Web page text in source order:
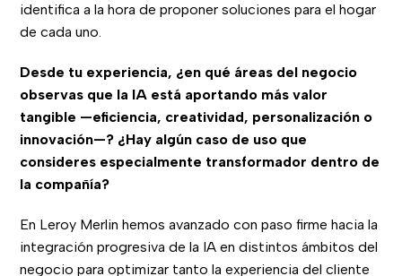
identifica a la hora de proponer soluciones para el hogar
de cada uno.
Desde tu experiencia, ¿en qué áreas del negocio
observas que la IA está aportando más valor
tangible —eficiencia, creatividad, personalización o
innovación—? ¿Hay algún caso de uso que
consideres especialmente transformador dentro de
la compañía?
En Leroy Merlin hemos avanzado con paso firme hacia la
integración progresiva de la IA en distintos ámbitos del
negocio para optimizar tanto la experiencia del cliente